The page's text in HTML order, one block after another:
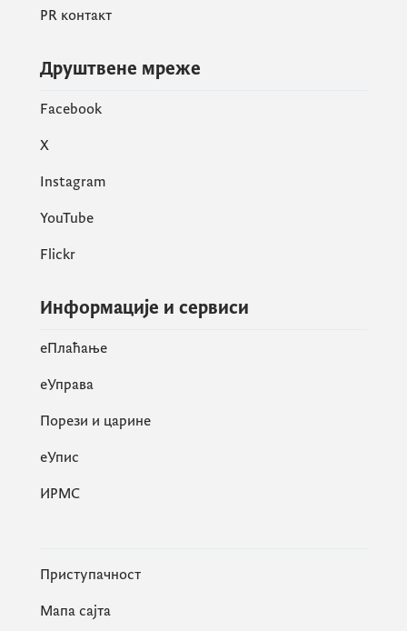
PR контакт
Друштвене мреже
Facebook
X
Instagram
YouTube
Flickr
Информације и сервиси
eПлаћање
еУправа
Порези и царине
eУпис
ИРМС
Приступачност
Мапа сајта